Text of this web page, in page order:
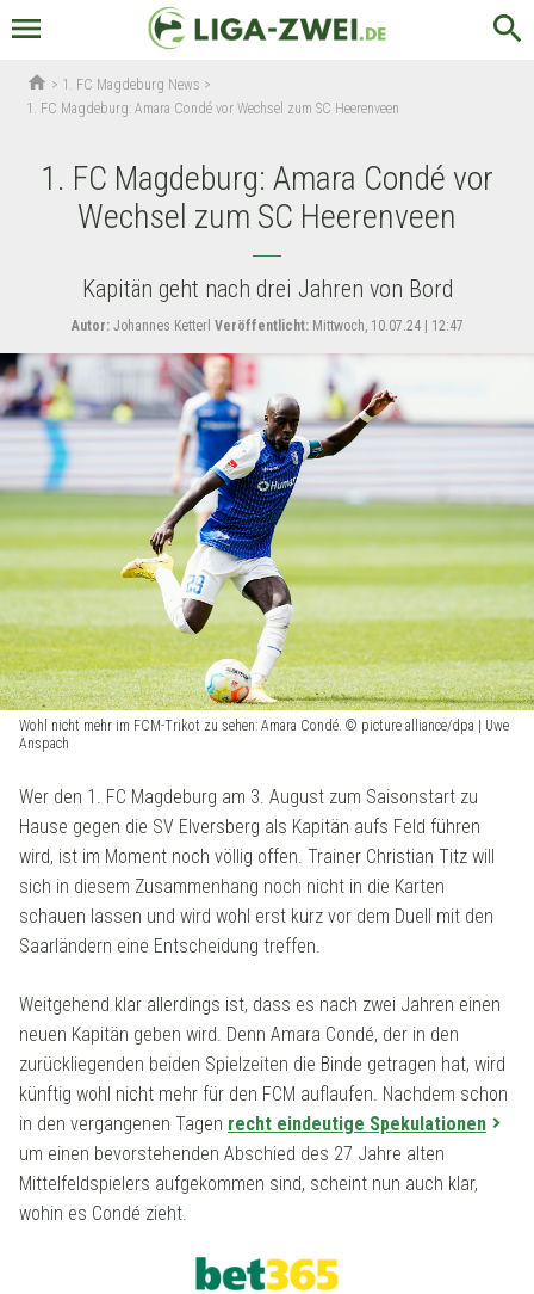
menu search
home > 1. FC Magdeburg News >
1. FC Magdeburg: Amara Condé vor Wechsel zum SC Heerenveen
1. FC Magdeburg: Amara Condé vor
Wechsel zum SC Heerenveen
Kapitän geht nach drei Jahren von Bord
Autor:Johannes Ketterl Veröffentlicht:Mittwoch, 10.07.24 | 12:47
Wohl nicht mehr im FCM-Trikot zu sehen: Amara Condé. © picture alliance/dpa | Uwe
Anspach
Wer den 1. FC Magdeburg am 3. August zum Saisonstart zu
Hause gegen die SV Elversberg als Kapitän aufs Feld führen
wird, ist im Moment noch völlig offen. Trainer Christian Titz will
sich in diesem Zusammenhang noch nicht in die Karten
schauen lassen und wird wohl erst kurz vor dem Duell mit den
Saarländern eine Entscheidung treffen.
Weitgehend klar allerdings ist, dass es nach zwei Jahren einen
neuen Kapitän geben wird. Denn Amara Condé, der in den
zurückliegenden beiden Spielzeiten die Binde getragen hat, wird
künftig wohl nicht mehr für den FCM auflaufen. Nachdem schon
in den vergangenen Tagen recht eindeutige Spekulationen
um einen bevorstehenden Abschied des 27 Jahre alten
Mittelfeldspielers aufgekommen sind, scheint nun auch klar,
wohin es Condé zieht.